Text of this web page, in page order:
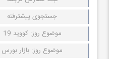
جستجوی پیشترفته
موضوع روز: کووید 19
موضوع روز: بازار بورس